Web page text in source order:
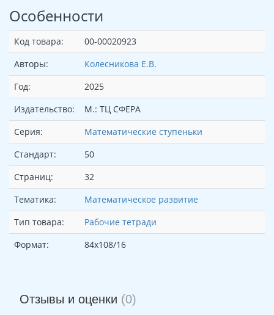
Особенности
Код товара:
00-00020923
Авторы:
Колесникова Е.В.
Год:
2025
Издательство:
М.: ТЦ СФЕРА
Серия:
Математические ступеньки
Стандарт:
50
Страниц:
32
Тематика:
Математическое развитие
Тип товара:
Рабочие тетради
Формат:
84х108/16
Отзывы и оценки (0)